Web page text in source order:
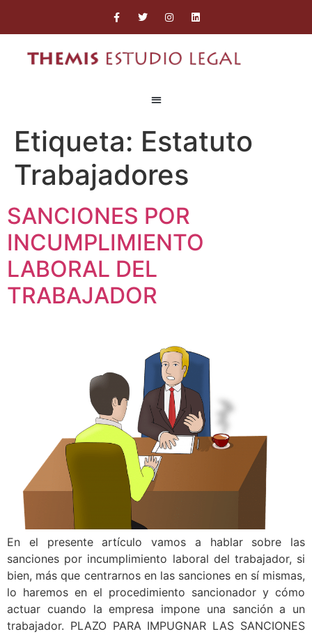
Etiqueta: Estatuto
Trabajadores
SANCIONES POR
INCUMPLIMIENTO
LABORAL DEL
TRABAJADOR
En el presente artículo vamos a hablar sobre las
sanciones por incumplimiento laboral del trabajador, si
bien, más que centrarnos en las sanciones en sí mismas,
lo haremos en el procedimiento sancionador y cómo
actuar cuando la empresa impone una sanción a un
trabajador. PLAZO PARA IMPUGNAR LAS SANCIONES